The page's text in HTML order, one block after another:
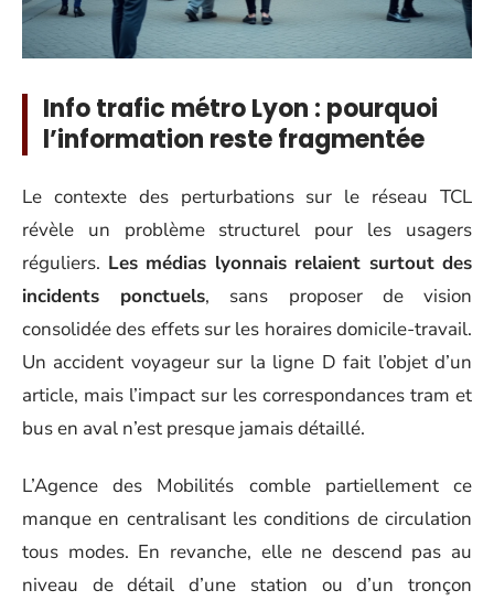
Info trafic métro Lyon : pourquoi
l’information reste fragmentée
Le contexte des perturbations sur le réseau TCL
révèle un problème structurel pour les usagers
réguliers. Les médias lyonnais relaient surtout des
incidents ponctuels, sans proposer de vision
consolidée des effets sur les horaires domicile-travail.
Un accident voyageur sur la ligne D fait l’objet d’un
article, mais l’impact sur les correspondances tram et
bus en aval n’est presque jamais détaillé.
L’Agence des Mobilités comble partiellement ce
manque en centralisant les conditions de circulation
tous modes. En revanche, elle ne descend pas au
niveau de détail d’une station ou d’un tronçon